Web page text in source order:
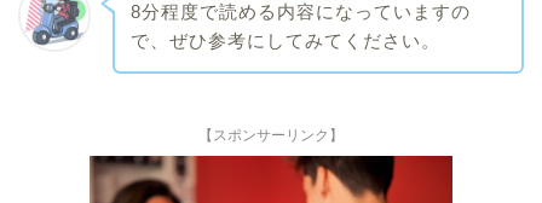
8分程度で読める内容になっていますの
で、ぜひ参考にしてみてください。
【スポンサーリンク】